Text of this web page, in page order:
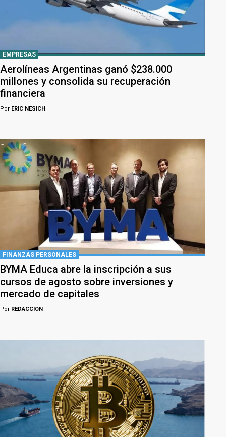
EMPRESAS
Aerolíneas Argentinas ganó $238.000
millones y consolida su recuperación
financiera
Por ERIC NESICH
FINANZAS PERSONALES
BYMA Educa abre la inscripción a sus
cursos de agosto sobre inversiones y
mercado de capitales
Por REDACCION